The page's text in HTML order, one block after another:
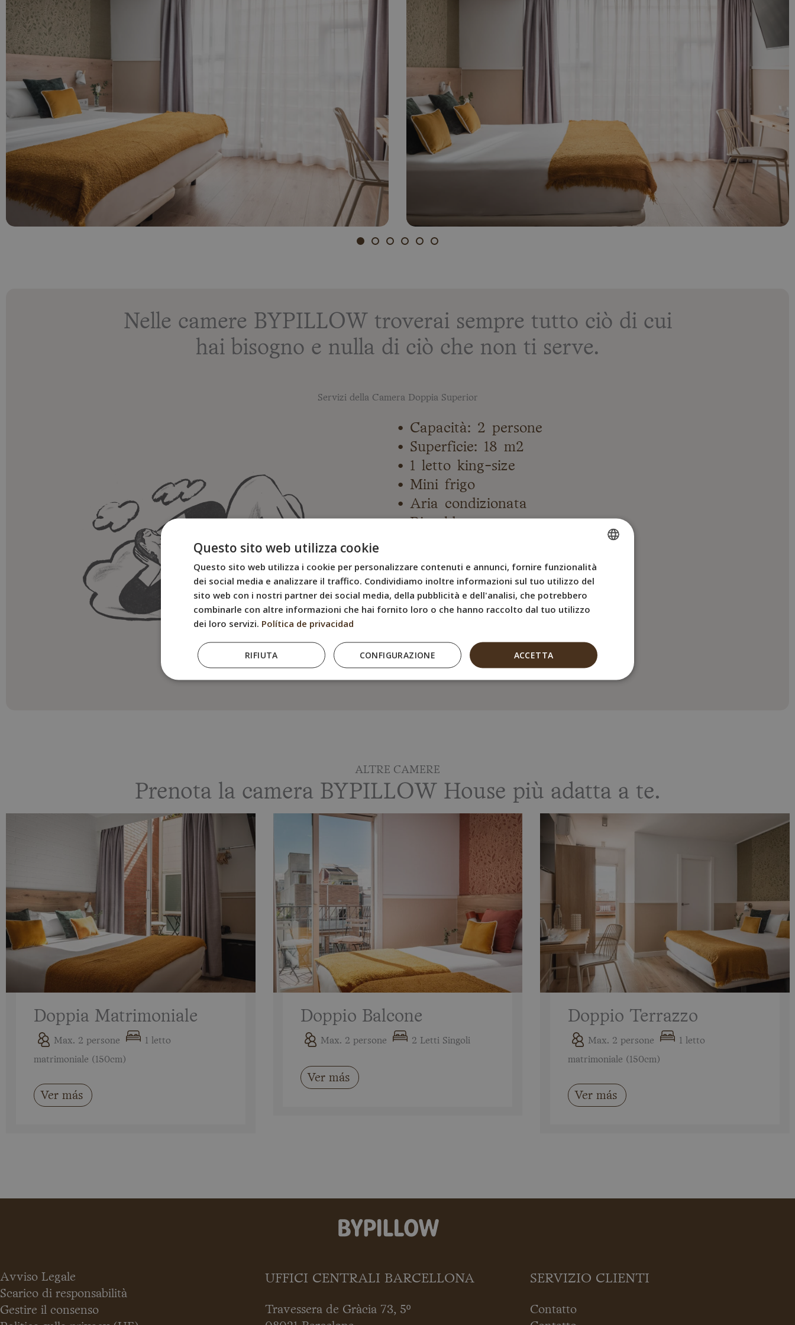
Nelle camere BYPILLOW troverai sempre tutto ciò di cui
hai bisogno e nulla di ciò che non ti serve.
Servizi della Camera Doppia Superior
• Capacità: 2 persone
• Superficie: 18 m2
• 1 letto king-size
• Mini frigo
• Aria condizionata
• Riscaldamento
• Bagno privato con doccia
• Prodotti per il bagno
• Asciugacapelli
• Pavimento in parquet
ALTRE CAMERE
Prenota la camera BYPILLOW House più adatta a te.
Doppia Matrimoniale
Max. 2 persone 1 letto
matrimoniale (150cm)
Ver más
Doppio Balcone
Max. 2 persone 2 Letti Singoli
Ver más
Doppio Terrazzo
Max. 2 persone 1 letto
matrimoniale (150cm)
Ver más
Avviso Legale
Scarico di responsabilità
Gestire il consenso
UFFICI CENTRALI BARCELLONA
Travessera de Gràcia 73, 5º
SERVIZIO CLIENTI
Contatto
SPANISH
ENGLISH
GERMAN
Questo sito web utilizza cookie
Questo sito web utilizza i cookie per personalizzare contenuti e annunci, fornire funzionalità
dei social media e analizzare il traffico. Condividiamo inoltre informazioni sul tuo utilizzo del
sito web con i nostri partner dei social media, della pubblicità e dell'analisi, che potrebbero
combinarle con altre informazioni che hai fornito loro o che hanno raccolto dal tuo utilizzo
dei loro servizi. Política de privacidad
ACCETTA
RIFIUTA CONFIGURAZIONE